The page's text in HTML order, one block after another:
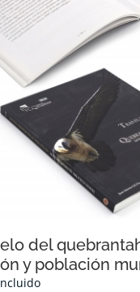
del
y población